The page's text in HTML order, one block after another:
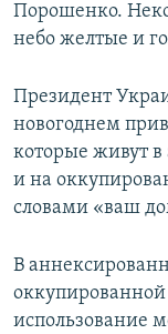
Порошенко.
небо желтые и
Президент
новогоднем
которые живут
и на
словами «ваш
В
оккупированной
использование